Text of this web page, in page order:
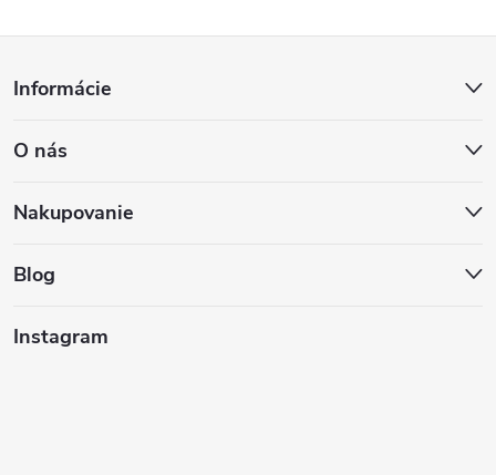
p
ä
Informácie
O nás
Nakupovanie
Blog
Instagram